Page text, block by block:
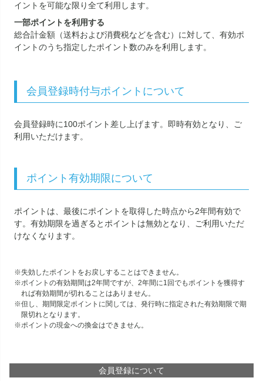
イントを可能な限り全て利用します。
一部ポイントを利用する
総合計金額（送料および消費税などを含む）に対して、有効ポ
イントのうち指定したポイント数のみを利用します。
会員登録時付与ポイントについて
会員登録時に100ポイント差し上げます。即時有効となり、ご
利用いただけます。
ポイント有効期限について
ポイントは、最後にポイントを取得した時点から2年間有効で
す。有効期限を過ぎるとポイントは無効となり、ご利用いただ
けなくなります。
失効したポイントをお戻しすることはできません。
ポイントの有効期間は2年間ですが、2年間に1回でもポイントを獲得す
れば有効期間が切れることはありません。
但し、期間限定ポイントに関しては、発行時に指定された有効期限で期
限切れとなります。
ポイントの現金への換金はできません。
会員登録について